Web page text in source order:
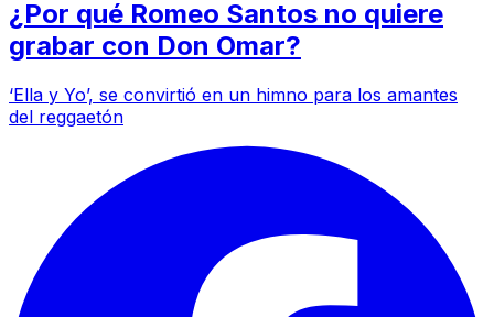
¿Por qué Romeo Santos no quiere
grabar con Don Omar?
‘Ella y Yo’, se convirtió en un himno para los amantes
del reggaetón